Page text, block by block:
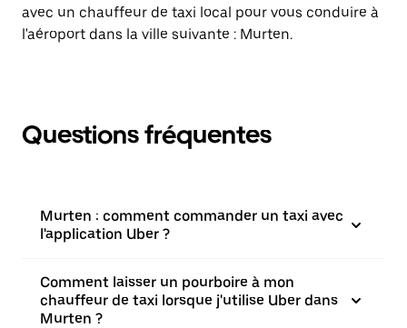
avec un chauffeur de taxi local pour vous conduire à
l'aéroport dans la ville suivante : Murten.
Questions fréquentes
Murten : comment commander un taxi avec
l'application Uber ?
Comment laisser un pourboire à mon
chauffeur de taxi lorsque j'utilise Uber dans
Murten ?